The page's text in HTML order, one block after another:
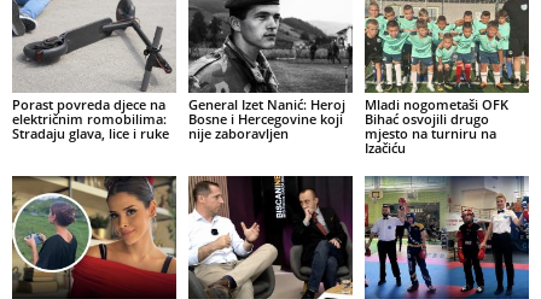
Porast povreda djece na
električnim romobilima:
Stradaju glava, lice i ruke
General Izet Nanić: Heroj
Bosne i Hercegovine koji
nije zaboravljen
Mladi nogometaši OFK
Bihać osvojili drugo
mjesto na turniru na
Izačiću